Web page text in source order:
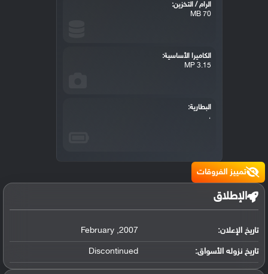
الرام / التخزين:
70 MB
الكاميرا الأساسية:
3.15 MP
البطارية:
،
تمييز الفروقات
الإطلاق
تاريخ الإعلان: 2007
,
February
تاريخ نزوله الأسواق: Discontinued